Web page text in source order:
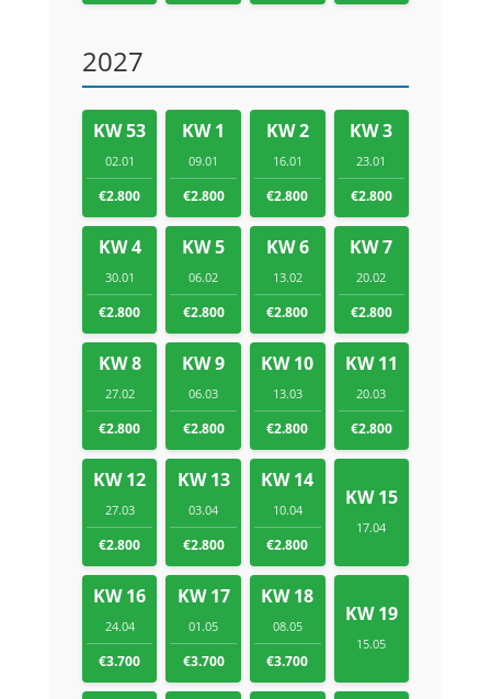
2027
KW 53
02.01
€2.800
KW 1
09.01
€2.800
KW 2
16.01
€2.800
KW 3
23.01
€2.800
KW 4
30.01
€2.800
KW 5
06.02
€2.800
KW 6
13.02
€2.800
KW 7
20.02
€2.800
KW 8
27.02
€2.800
KW 9
06.03
€2.800
KW 10
13.03
€2.800
KW 11
20.03
€2.800
KW 12
27.03
€2.800
KW 13
03.04
€2.800
KW 14
10.04
€2.800
KW 15
17.04
KW 16
24.04
€3.700
KW 17
01.05
€3.700
KW 18
08.05
€3.700
KW 19
15.05